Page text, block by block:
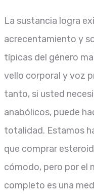
La sustancia logra
acrecentamiento y
típicas del género
vello corporal y voz
tanto, si usted
anabólicos, puede
totalidad. Estamos
que comprar
cómodo, pero por el
completo es una